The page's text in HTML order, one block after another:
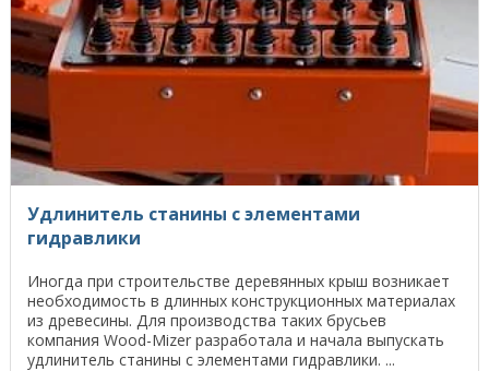
Удлинитель станины с элементами
гидравлики
Иногда при строительстве деревянных крыш возникает
необходимость в длинных конструкционных материалах
из древесины. Для производства таких брусьев
компания Wood-Mizer разработала и начала выпускать
удлинитель станины с элементами гидравлики. ...